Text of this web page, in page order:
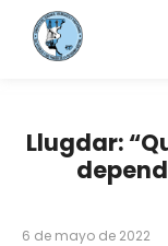
Llugdar:
6 de mayo de 2022